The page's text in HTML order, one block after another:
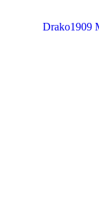
Drako1909